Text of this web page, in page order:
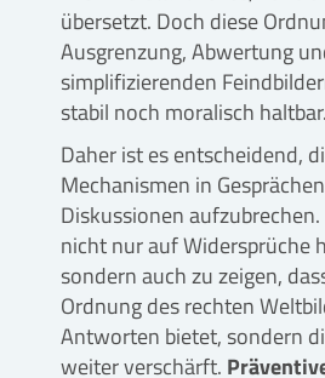
übersetzt. Doch diese
Ausgrenzung, Abwertung
simplifizierenden
stabil noch moralisch haltbar.
Daher ist es entscheidend,
Mechanismen in
Diskussionen
nicht nur auf Widersprüche
sondern auch zu zeigen,
Ordnung des rechten
Antworten bietet, sondern
weiter verschärft.